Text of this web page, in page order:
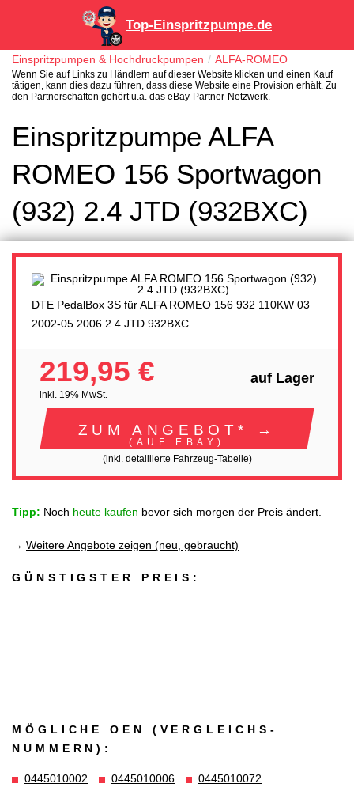
Top-Einspritzpumpe.de
Einspritzpumpen & Hochdruckpumpen ALFA-ROMEO
Wenn Sie auf Links zu Händlern auf dieser Website klicken und einen Kauf
tätigen, kann dies dazu führen, dass diese Website eine Provision erhält. Zu
den Partnerschaften gehört u.a. das eBay-Partner-Netzwerk.
Einspritzpumpe ALFA
ROMEO 156 Sportwagon
(932) 2.4 JTD (932BXC)
DTE PedalBox 3S für ALFA ROMEO 156 932 110KW 03
2002-05 2006 2.4 JTD 932BXC ...
219,95 €
inkl. 19% MwSt.
auf Lager
ZUM ANGEBOT* →
(AUF EBAY)
(inkl. detaillierte Fahrzeug-Tabelle)
Tipp: Noch heute kaufen bevor sich morgen der Preis ändert.
→ Weitere Angebote zeigen (neu, gebraucht)
GÜNSTIGSTER PREIS:
MÖGLICHE OEN (VERGLEICHS­
NUMMERN):
0445010002 0445010006
0445010072